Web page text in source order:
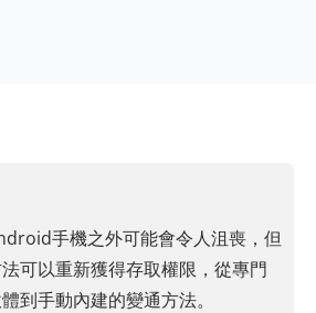
手機之外可能會令人沮喪，但
可以重新獲得存取權限，從專門
到手動內建的變通方法。